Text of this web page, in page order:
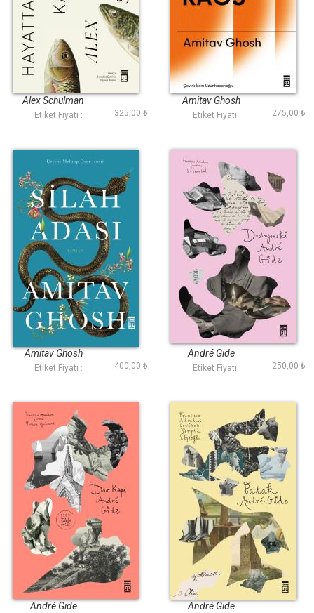
Hayatta Kalanlar
Alex Schulman
Etiket Fiyatı : 325,00 ₺
Büyük Kaos
Amitav Ghosh
Etiket Fiyatı : 275,00 ₺
Silah Adası
Amitav Ghosh
Etiket Fiyatı : 400,00 ₺
Dostoyevski
André Gide
Etiket Fiyatı : 250,00 ₺
Dar Kapı (Dünya
Edebiyatı)
André Gide
Batak
André Gide